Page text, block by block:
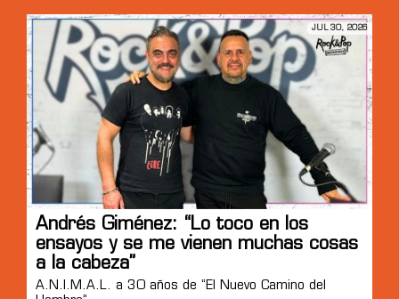
JUL 30, 2026
Andrés Giménez: “Lo toco en los
ensayos y se me vienen muchas cosas
a la cabeza”
A.N.I.M.A.L. a 30 años de “El Nuevo Camino del